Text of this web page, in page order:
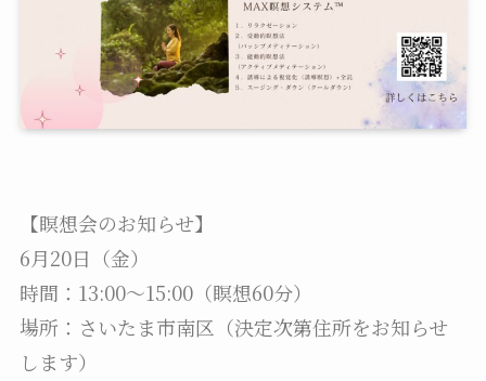
【瞑想会のお知らせ】
6月20日（金）
時間：13:00〜15:00（瞑想60分）
場所：さいたま市南区（決定次第住所をお知らせ
します）